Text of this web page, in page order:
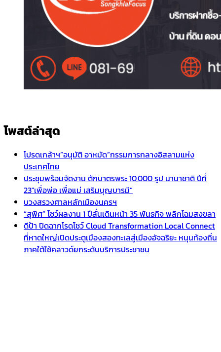
โพสต์ล่าสุด
โปรดเกล้าฯ”อนุมัติ อาหมัด”กรรมการกลางอิสลามแห่ง
ประเทศไทย
ประชุมพร้อมจัดงาน ตักบาตรพระ 10,000 รูป นานาชาติ ปีที่
23″เพื่อพ่อ เพื่อแม่ เสริมบุญบารมี”
บวงสรวงศาลหลักเมืองนครฯ
“สุพิศ” โชว์ผลงาน 1 ปีลั่นเดินหน้า 35 พันธกิจ พลิกโฉมสงขลา
ดีป้า ปิดฉากโรดโชว์ Cloud Transformation Local Connect
ที่หาดใหญ่เปิดประตูเมืองสองทะเลสู่เมืองอัจฉริยะ หนุนท้องถิ่น
ภาคใต้ใช้คลาวด์ยกระดับบริการประชาชน